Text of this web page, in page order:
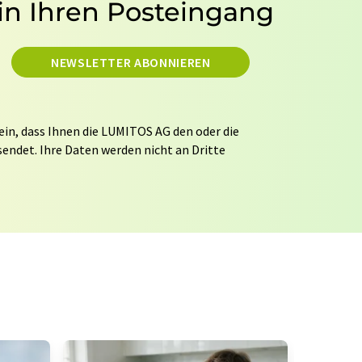
Ihren Posteingang
NEWSLETTER ABONNIEREN
dass Ihnen die LUMITOS AG den oder die
Ihre Daten werden nicht an Dritte
Ihrer Daten durch die LUMITOS AG erfolgt